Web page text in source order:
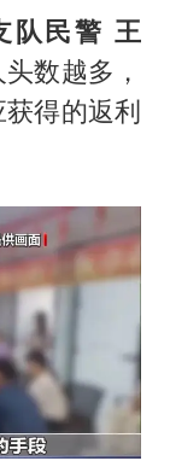
队民警 王
数越多，
得的返利